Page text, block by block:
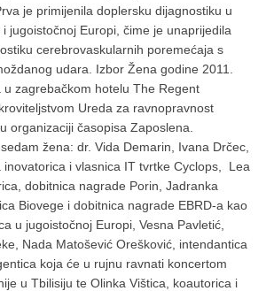
je primijenila doplersku dijagnostiku u
jugoistočnoj Europi, čime je unaprijedila
cerebrovaskularnih poremećaja s
udara. Izbor Žena godine 2011.
zagrebačkom hotelu The Regent
Ureda za ravnopravnost
organizaciji časopisa Zaposlena.
žena: dr. Vida Demarin, Ivana Drčec,
inovatorica i vlasnica IT tvrtke Cyclops, Lea
dobitnica nagrade Porin, Jadranka
Biovege i dobitnica nagrade EBRD-a kao
u jugoistočnoj Europi, Vesna Pavletić,
Nada Matošević Orešković, intendantica
koja će u rujnu ravnati koncertom
u Tbilisiju te Olinka Vištica, koautorica i